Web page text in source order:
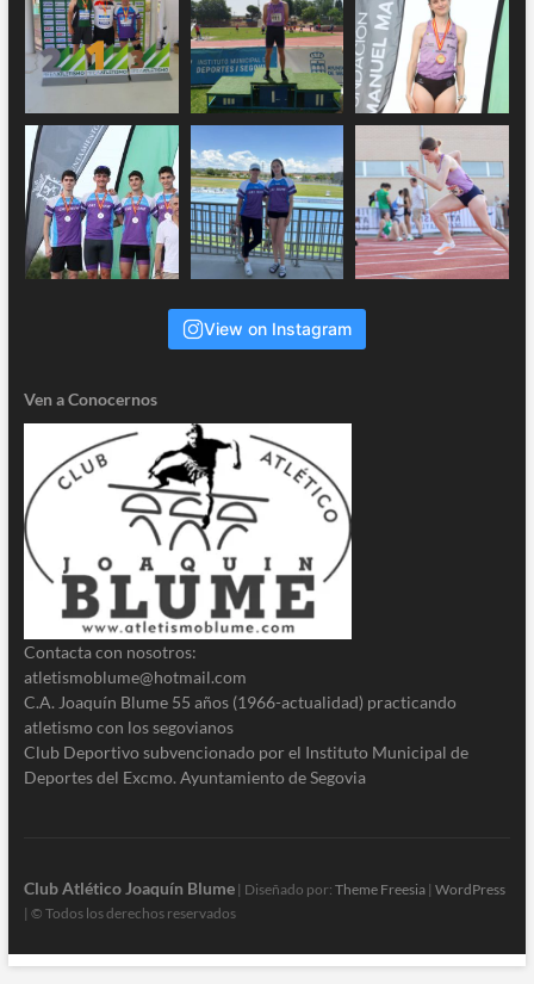
View on Instagram
Ven a Conocernos
Contacta con nosotros:
atletismoblume@hotmail.com
C.A. Joaquín Blume 55 años (1966-actualidad) practicando
atletismo con los segovianos
Club Deportivo subvencionado por el Instituto Municipal de
Deportes del Excmo. Ayuntamiento de Segovia
Club Atlético Joaquín Blume| Diseñado por: Theme Freesia| WordPress
| © Todos los derechos reservados